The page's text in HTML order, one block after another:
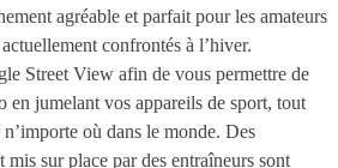
agréable et parfait pour les amateurs
confrontés à l’hiver.
Street View afin de vous permettre de
en jumelant vos appareils de sport, tout
où dans le monde. Des
mis sur place par des entraîneurs sont